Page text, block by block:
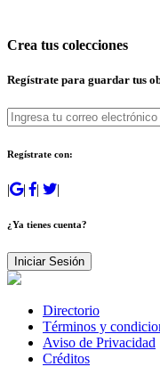
Crea tus colecciones
Regístrate para guardar tus
Regístrate con:
| | | |
¿Ya tienes cuenta?
Iniciar Sesión
Directorio
Términos y
Aviso de Privacidad
Créditos